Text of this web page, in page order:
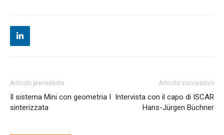
Articolo precedente
Il sistema Mini con geometria I
sinterizzata
Articolo successivo
Intervista con il capo di ISCAR
Hans-Jürgen Büchner